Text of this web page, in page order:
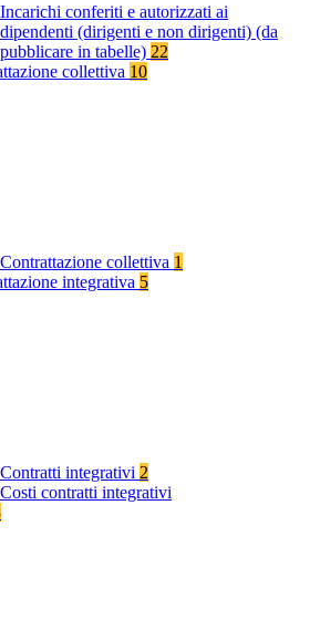
Incarichi conferiti e autorizzati ai
dipendenti (dirigenti e non dirigenti) (da
pubblicare in tabelle) 22
collettiva 10
Contrattazione collettiva 1
integrativa 5
Contratti integrativi 2
Costi contratti integrativi